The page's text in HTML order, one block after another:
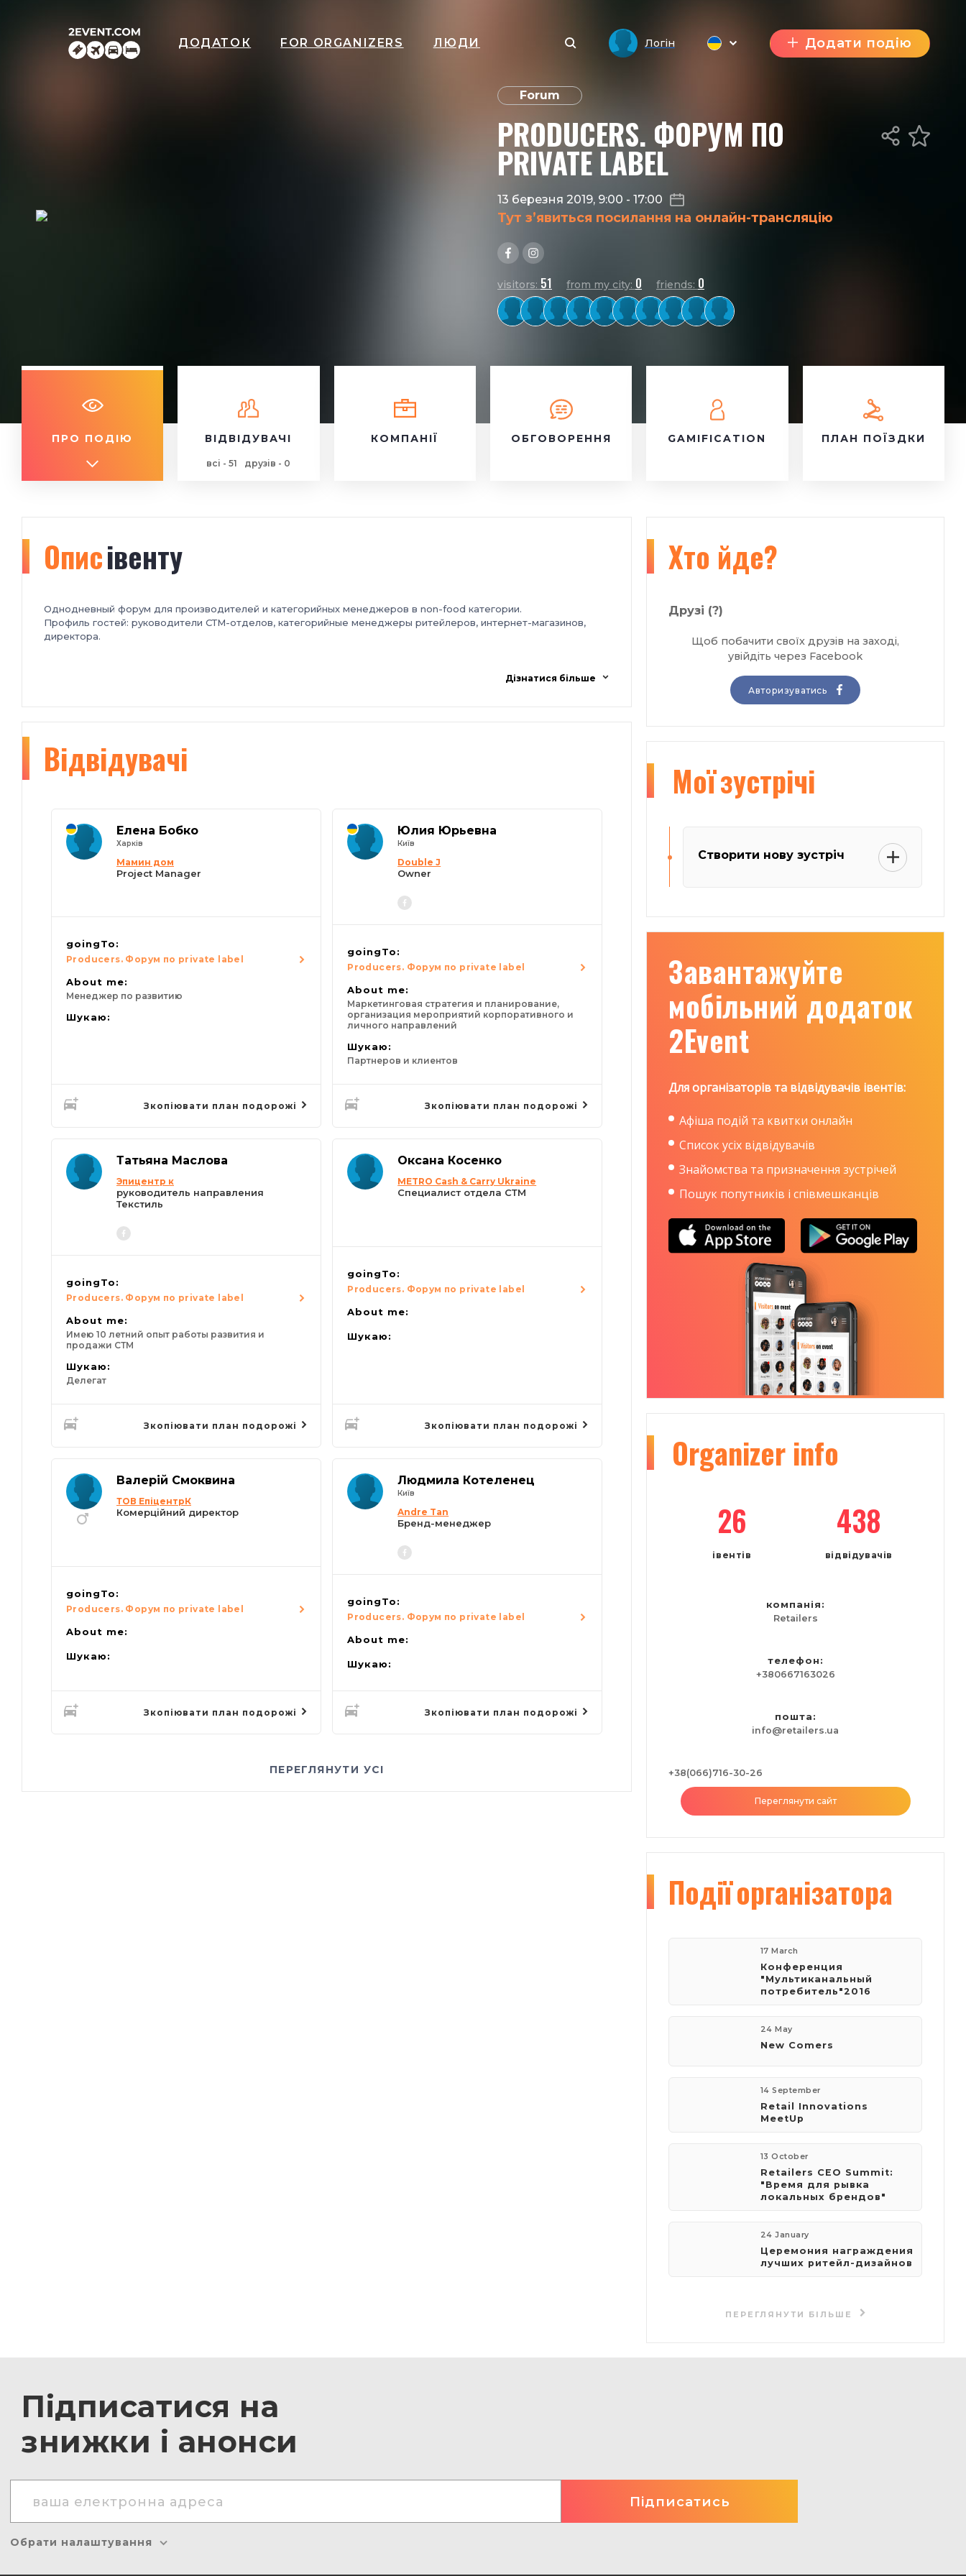
ДОДАТОК FOR ORGANIZERS ЛЮДИ Логін Додати подію
Forum
PRODUCERS. ФОРУМ ПО
PRIVATE LABEL
13 березня 2019, 9:00 - 17:00
Тут з’явиться посилання на онлайн-трансляцію
visitors: 51 from my city: 0 friends: 0
ПРО ПОДІЮ ВІДВІДУВАЧІ
всі - 51 друзів - 0
КОМПАНІЇ ОБГОВОРЕННЯ GAMIFICATION ПЛАН ПОЇЗДКИ
Описівенту
Однодневный форум для производителей и категорийных менеджеров в non-food категории.
Профиль гостей: руководители СТМ-отделов, категорийные менеджеры ритейлеров, интернет-магазинов,
директора.
Дізнатися більше
Хто йде?
Друзі (?)
Щоб побачити своїх друзів на заході,
увійдіть через Facebook
Авторизуватись
Моїзустрічі
Створити нову зустріч
Завантажуйте
мобільний додаток
2Event
Для організаторів та відвідувачів івентів:
Афіша подій та квитки онлайн
Список усіх відвідувачів
Знайомства та призначення зустрічей
Пошук попутників і співмешканців
Відвідувачі
Елена Бобко
Харків
Мамин дом
Project Manager
goingTo:
Producers. Форум по private label
About me:
Менеджер по развитию
Шукаю:
Зкопіювати план подорожі
Юлия Юрьевна
Київ
Double J
Owner
goingTo:
Producers. Форум по private label
About me:
Маркетинговая стратегия и планирование,
организация мероприятий корпоративного и
личного направлений
Шукаю:
Партнеров и клиентов
Зкопіювати план подорожі
Татьяна Маслова
Эпицентр к
руководитель направления
Текстиль
goingTo:
Producers. Форум по private label
About me:
Имею 10 летний опыт работы развития и
продажи СТМ
Шукаю:
Делегат
Зкопіювати план подорожі
Оксана Косенко
METRO Cash & Carry Ukraine
Специалист отдела СТМ
goingTo:
Producers. Форум по private label
About me:
Шукаю:
Зкопіювати план подорожі
Валерій Смоквина
ТОВ ЕпіцентрК
Комерційний директор
goingTo:
Producers. Форум по private label
About me:
Шукаю:
Зкопіювати план подорожі
Людмила Котеленец
Київ
Andre Tan
Бренд-менеджер
goingTo:
Producers. Форум по private label
About me:
Шукаю:
Зкопіювати план подорожі
ПЕРЕГЛЯНУТИ УСІ
Organizer info
26
івентів
438
відвідувачів
компанія:
Retailers
телефон:
+380667163026
пошта:
info@retailers.ua
+38(066)716-30-26
Переглянути сайт
Подіїорганізатора
17 March
Конференция
"Мультиканальный
потребитель"2016
24 May
New Comers
14 September
Retail Innovations
MeetUp
13 October
Retailers CEO Summit:
"Время для рывка
локальных брендов"
24 January
Церемония награждения
лучших ритейл-дизайнов
ПЕРЕГЛЯНУТИ БІЛЬШЕ
Підписатися на
знижки і анонси
Обрати налаштування